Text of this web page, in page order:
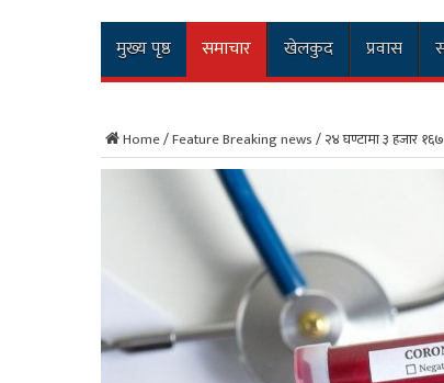
मुख्य पृष्ठ समाचार खेलकुद प्रवास
Home/Feature Breaking news/२४ घण्टामा ३ हजार